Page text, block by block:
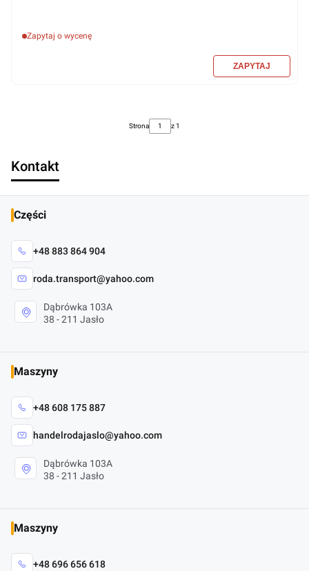
Zapytaj o wycenę
Strona z 1
Kontakt
Części
+48 883 864 904
roda.transport@yahoo.com
Dąbrówka 103A
38 - 211 Jasło
Maszyny
+48 608 175 887
handelrodajaslo@yahoo.com
Dąbrówka 103A
38 - 211 Jasło
Maszyny
+48 696 656 618